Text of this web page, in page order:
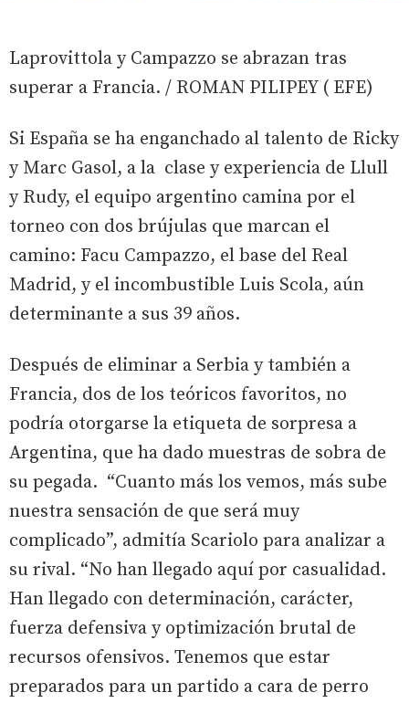
Laprovittola y Campazzo se abrazan tras
superar a Francia. / ROMAN PILIPEY ( EFE)
Si España se ha enganchado al talento de Ricky
y Marc Gasol, a la clase y experiencia de Llull
y Rudy, el equipo argentino camina por el
torneo con dos brújulas que marcan el
camino: Facu Campazzo, el base del Real
Madrid, y el incombustible Luis Scola, aún
determinante a sus 39 años.
Después de eliminar a Serbia y también a
Francia, dos de los teóricos favoritos, no
podría otorgarse la etiqueta de sorpresa a
Argentina, que ha dado muestras de sobra de
su pegada. “Cuanto más los vemos, más sube
nuestra sensación de que será muy
complicado”, admitía Scariolo para analizar a
su rival. “No han llegado aquí por casualidad.
Han llegado con determinación, carácter,
fuerza defensiva y optimización brutal de
recursos ofensivos. Tenemos que estar
preparados para un partido a cara de perro